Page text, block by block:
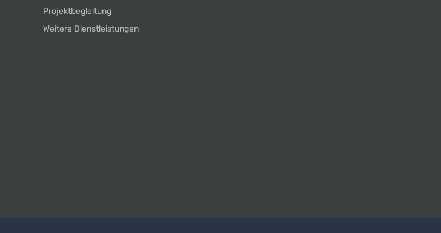
Projektbegleitung
Weitere Dienstleistungen